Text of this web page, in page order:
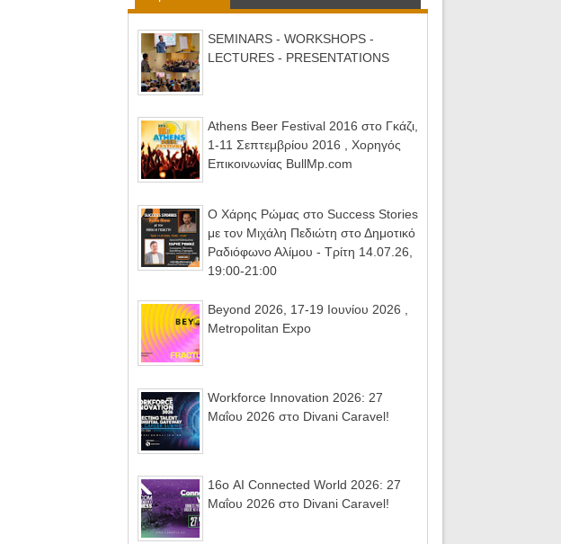
SEMINARS - WORKSHOPS -
LECTURES - PRESENTATIONS
Athens Beer Festival 2016 στο Γκάζι,
1-11 Σεπτεμβρίου 2016 , Χορηγός
Επικοινωνίας BullMp.com
Ο Χάρης Ρώμας στο Success Stories
με τον Μιχάλη Πεδιώτη στο Δημοτικό
Ραδιόφωνο Αλίμου - Τρίτη 14.07.26,
19:00-21:00
Beyond 2026, 17-19 Ιουνίου 2026 ,
Metropolitan Expo
Workforce Innovation 2026: 27
Μαΐου 2026 στο Divani Caravel!
16ο AI Connected World 2026: 27
Μαΐου 2026 στο Divani Caravel!